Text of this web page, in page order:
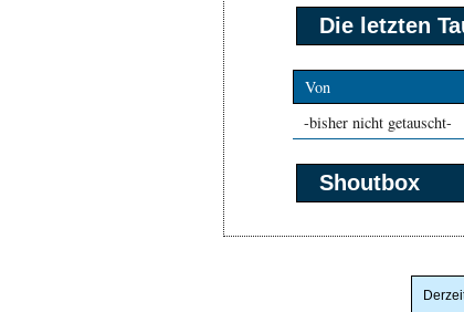
Die letzten
Von
-bisher nicht getauscht-
Shoutbox